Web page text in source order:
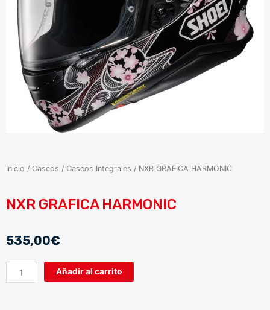
Inicio / Cascos / Cascos Integrales / NXR GRAFICA HARMONIC
NXR GRAFICA HARMONIC
535,00€
NXR
GRAFICA
Añadir al carrito